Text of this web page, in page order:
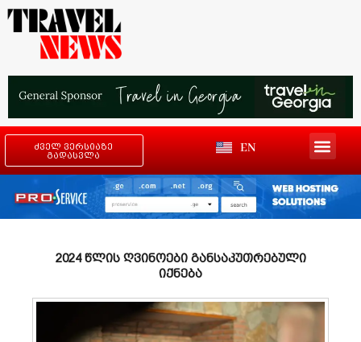
ძველ ვერსიაზე
გადასვლა
EN
2024 წლის ღვინოები განსაკუთრებული
იქნება